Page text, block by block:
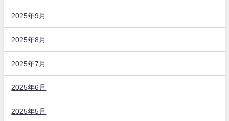
2025年9月
2025年8月
2025年7月
2025年6月
2025年5月